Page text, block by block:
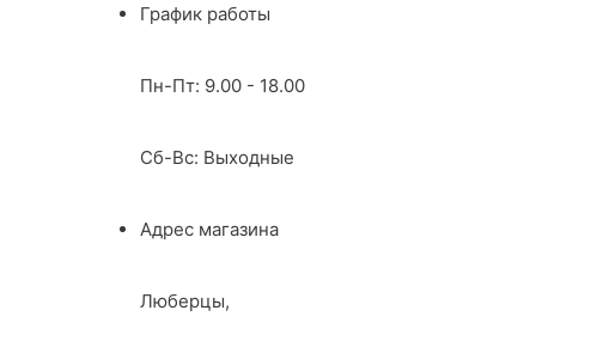
График работы
Пн-Пт: 9.00 - 18.00
Сб-Вс: Выходные
Адрес магазина
Люберцы,